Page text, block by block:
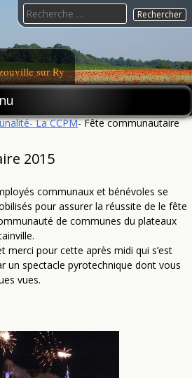
sur Ry
Search
for:
- La CCPM- Fête communautaire
2015
communaux et bénévoles se
pour assurer la réussite de le fête
de communes du plateaux
merci pour cette après midi qui s’est
un spectacle pyrotechnique dont vous
vues.